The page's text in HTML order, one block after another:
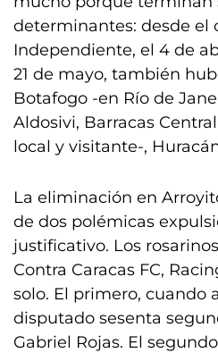
determinantes: desde el
Independiente, el 4 de
21 de mayo, también
Botafogo -en Río de
Aldosivi, Barracas
local y visitante-,
La eliminación en
de dos polémicas
justificativo. Los
Contra Caracas FC,
solo. El primero, cuando
disputado sesenta
Gabriel Rojas. El